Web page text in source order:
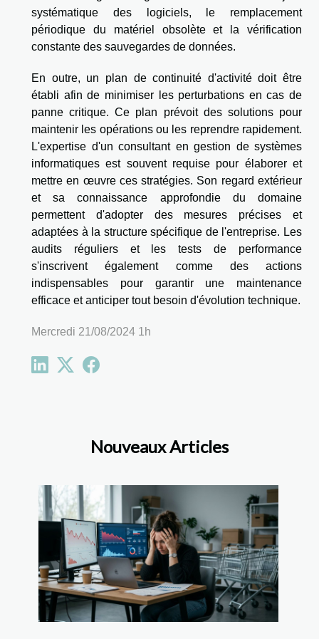
Nouveaux Articles
systématique des logiciels, le remplacement
périodique du matériel obsolète et la vérification
constante des sauvegardes de données.
En outre, un plan de continuité d'activité doit être
établi afin de minimiser les perturbations en cas de
panne critique. Ce plan prévoit des solutions pour
maintenir les opérations ou les reprendre rapidement.
L'expertise d'un consultant en gestion de systèmes
informatiques est souvent requise pour élaborer et
mettre en œuvre ces stratégies. Son regard extérieur
et sa connaissance approfondie du domaine
permettent d'adopter des mesures précises et
adaptées à la structure spécifique de l'entreprise. Les
audits réguliers et les tests de performance
s'inscrivent également comme des actions
indispensables pour garantir une maintenance
efficace et anticiper tout besoin d'évolution technique.
Mercredi 21/08/2024 1h